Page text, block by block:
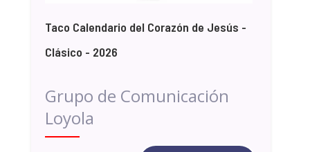
Taco Calendario del Corazón de Jesús -
Clásico - 2026
Grupo de Comunicación
Loyola